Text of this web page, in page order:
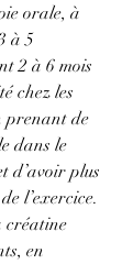
orale, à
à 5
2 à 6 mois
chez les
prenant de
dans le
d’avoir plus
l’exercice.
créatine
en